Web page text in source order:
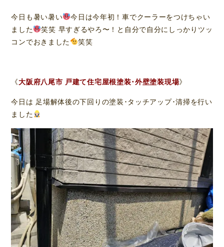
今日も暑い暑い
今日は今年初！車でクーラーをつけちゃい
ました
笑笑 早すぎるやろ〜！と自分で自分にしっかりツッ
コンでおきました
笑笑
《大阪府八尾市 戸建て住宅屋根塗装･外壁塗装現場》
今日は 足場解体後の下回りの塗装･タッチアップ･清掃を行い
ました